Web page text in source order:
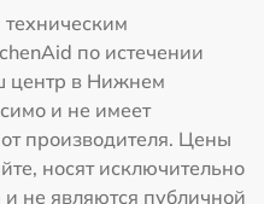
по истечении
центр в Нижнем
и не имеет
производителя. Цены
носят исключительно
не являются публичной